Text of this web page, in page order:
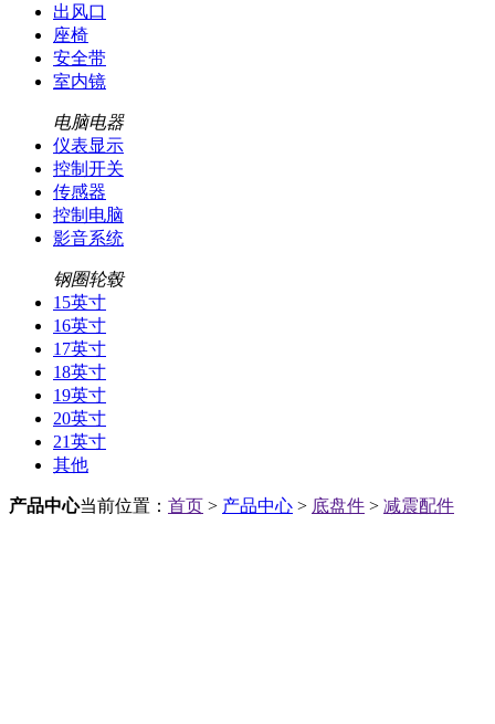
出风口
座椅
安全带
室内镜
电脑电器
仪表显示
控制开关
传感器
控制电脑
影音系统
钢圈轮毂
15英寸
16英寸
17英寸
18英寸
19英寸
20英寸
21英寸
其他
产品中心当前位置： 首页 > 产品中心 > 底盘件 > 减震配件